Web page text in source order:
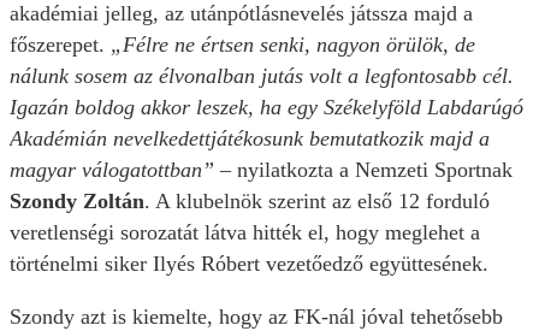
akadémiai jelleg, az utánpótlásnevelés játssza majd a
főszerepet. „Félre ne értsen senki, nagyon örülök, de
nálunk sosem az élvonalban jutás volt a legfontosabb cél.
Igazán boldog akkor leszek, ha egy Székelyföld Labdarúgó
Akadémián nevelkedettjátékosunk bemutatkozik majd a
magyar válogatottban” – nyilatkozta a Nemzeti Sportnak
Szondy Zoltán. A klubelnök szerint az első 12 forduló
veretlenségi sorozatát látva hitték el, hogy meglehet a
történelmi siker Ilyés Róbert vezetőedző együttesének.
Szondy azt is kiemelte, hogy az FK-nál jóval tehetősebb